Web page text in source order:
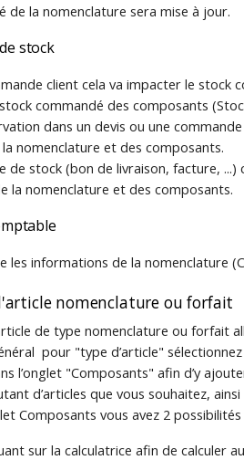
de la nomenclature sera mise à jour.
stock
client cela va impacter le stock
commandé des composants
dans un devis ou une
nomenclature et des composants.
de stock (bon de livraison, facture,
la nomenclature et des composants.
les informations de la nomenclature
nomenclature ou forfait
de type nomenclature ou forfait
pour "type d’article"
l’onglet "Composants" afin d’y
d’articles que vous souhaitez,
Composants vous avez 2
sur la calculatrice afin de calculer